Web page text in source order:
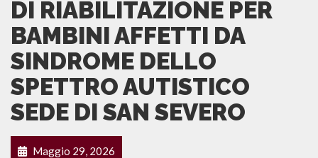
DI RIABILITAZIONE PER
BAMBINI AFFETTI DA
SINDROME DELLO
SPETTRO AUTISTICO
SEDE DI SAN SEVERO
Maggio 29, 2026